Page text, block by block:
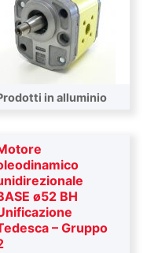
in alluminio
ø52 BH
– Gruppo